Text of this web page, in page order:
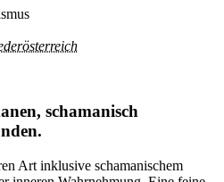
schamanisch
Art inklusive schamanischem